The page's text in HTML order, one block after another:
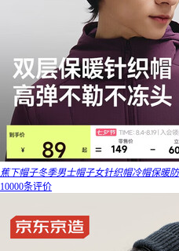
蕉下帽子冬季男士帽子女针织帽冷帽保暖
10000条评价